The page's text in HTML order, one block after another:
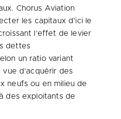
Chorus Aviation
les capitaux d’ici le
l’effet de levier
dettes
un ratio variant
vue d’acquérir des
neufs ou en milieu de
des exploitants de